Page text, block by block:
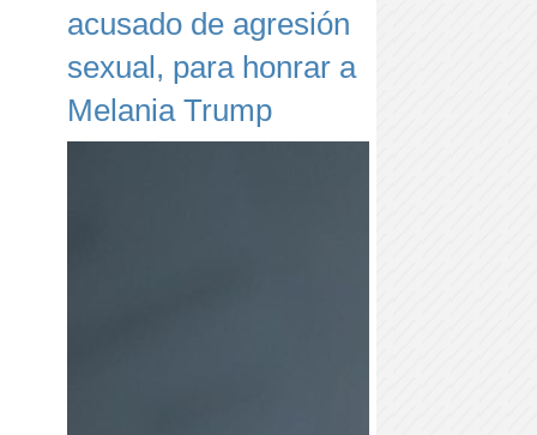
acusado de agresión
sexual, para honrar a
Melania Trump